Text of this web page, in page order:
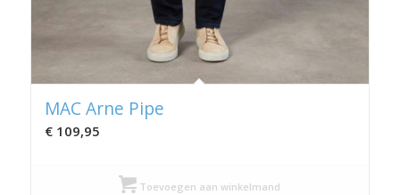
MAC Arne Pipe
€109,95
Toevoegen aan winkelmand